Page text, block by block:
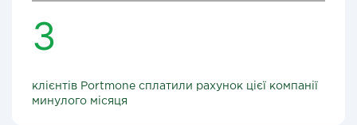
3
клієнтів Portmone сплатили рахунок цієї компанії
минулого місяця